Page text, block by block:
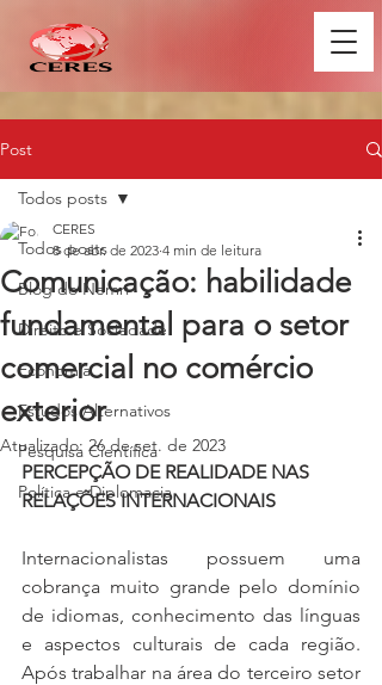
Post
Todos posts
Blog do Nemri
Direito e Sociedade
Economia
Estudos Alternativos
Pesquisa Científica
Política e Diplomacia
Todos posts
Comunicação: habilidade
fundamental para o setor
comercial no comércio
exterior
CERES
8 de abr. de 2023 4 min de leitura
Atualizado: 26 de set. de 2023
PERCEPÇÃO DE REALIDADE NAS
RELAÇÕES INTERNACIONAIS
Internacionalistas possuem uma
cobrança muito grande pelo domínio
de idiomas, conhecimento das línguas
e aspectos culturais de cada região.
Após trabalhar na área do terceiro setor